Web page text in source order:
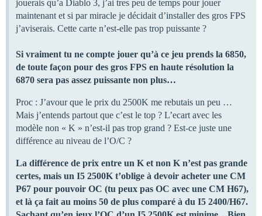
jouerais qu’a Diablo 3, j’ai tres peu de temps pour jouer
maintenant et si par miracle je décidait d’installer des gros FPS
j’aviserais. Cette carte n’est-elle pas trop puissante ?
Si vraiment tu ne compte jouer qu’à ce jeu prends la 6850,
de toute façon pour des gros FPS en haute résolution la
6870 sera pas assez puissante non plus…
Proc : J’avour que le prix du 2500K me rebutais un peu …
Mais j’entends partout que c’est le top ? L’ecart avec les
modèle non « K » n’est-il pas trop grand ? Est-ce juste une
différence au niveau de l’O/C ?
La différence de prix entre un K et non K n’est pas grande
certes, mais un I5 2500K t’oblige à devoir acheter une CM
P67 pour pouvoir OC (tu peux pas OC avec une CM H67),
et là ça fait au moins 50 de plus comparé à du I5 2400/H67.